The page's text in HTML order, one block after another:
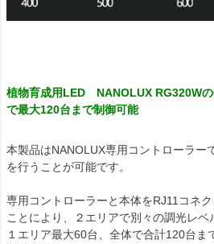
植物育成用LED NANOLUX RG320W
で最大120台まで制御可能
本製品はNANOLUX専用コントローラー
を行うことが可能です。
専用コントローラーと本体をRJ11コネ
ことにより、２エリアで別々の調光レベ
１エリア最大60台、全体で合計120台ま